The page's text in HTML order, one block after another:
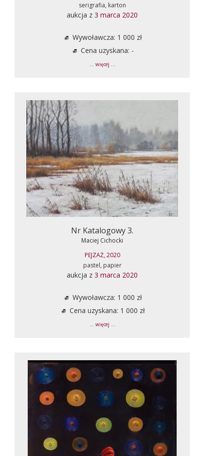
serigrafia, karton
aukcja z 3 marca 2020
Wywoławcza: 1 000 zł
Cena uzyskana: -
... więcej ...
Nr Katalogowy 3.
Maciej Cichocki
PEJZAŻ, 2020
pastel, papier
aukcja z 3 marca 2020
Wywoławcza: 1 000 zł
Cena uzyskana: 1 000 zł
... więcej ...